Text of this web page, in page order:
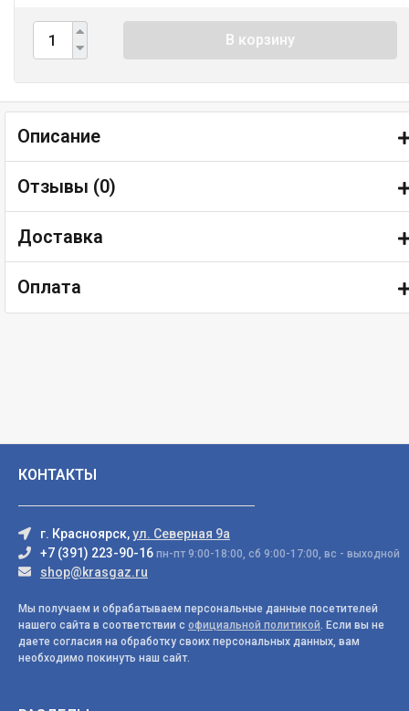
В корзину
Описание
Отзывы (0)
Доставка
Оплата
КОНТАКТЫ
г. Красноярск,ул. Северная 9а
+7 (391) 223-90-16 пн-пт 9:00-18:00, сб 9:00-17:00, вс - выходной
shop@krasgaz.ru
Мы получаем и обрабатываем персональные данные посетителей
нашего сайта в соответствии с официальной политикой. Если вы не
даете согласия на обработку своих персональных данных, вам
необходимо покинуть наш сайт.